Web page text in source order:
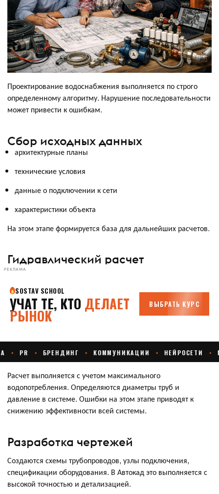
Проектирование водоснабжения выполняется по строго
определенному алгоритму. Нарушение последовательности
может привести к ошибкам.
Сбор исходных данных
архитектурные планы
технические условия
данные о подключении к сети
характеристики объекта
На этом этапе формируется база для дальнейших расчетов.
Гидравлический расчет
РЕКЛАМА
Расчет выполняется с учетом максимального
водопотребления. Определяются диаметры труб и
давление в системе. Ошибки на этом этапе приводят к
снижению эффективности всей системы.
Разработка чертежей
Создаются схемы трубопроводов, узлы подключения,
спецификации оборудования. В Автокад это выполняется с
высокой точностью и детализацией.